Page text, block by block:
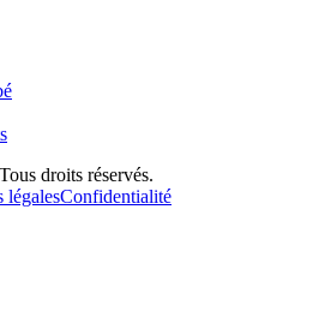
droits réservés.
légalesConfidentialité